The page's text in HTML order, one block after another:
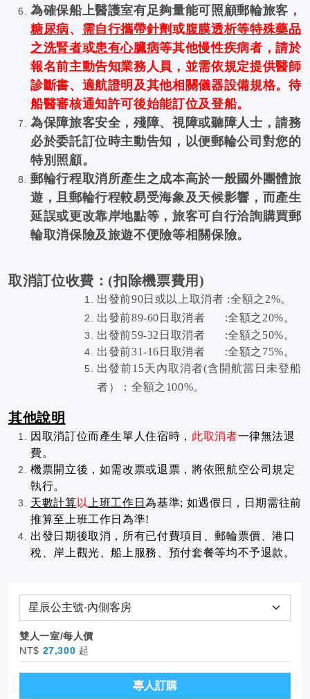
為確保船上醫護室有足夠量能可照顧郵輪旅客，
糖尿病、 需自行攜帶針劑或腹膜透析等特殊藥品
之洗腎者或患有心臟病等其他慢性疾病者，請於
報名前主動告知業務人員，並需依規定提供醫師
診斷書、適航證明及其他相關儀器設備規格。待
船醫審核通知許可後始能訂位及登船。
為保障旅客安全，殘障、視障或聽障人士，請務
必於委託訂位時主動告知，以便郵輪公司對您的
特別照顧。
郵輪行程取消所產生之成本高於一般國外團體旅
遊，且郵輪行程較易受海象及天候影響，而產生
延誤或更改靠岸地點等，旅客可自行洽詢購買郵
輪取消保險及旅遊不便險等相關保險。
取消訂位收費：(扣除機票費用)
出發前90日或以上取消者 :全額之2%。
出發前89-60日取消者 :全額之20%。
出發前59-32日取消者 :全額之50%。
出發前31-16日取消者 :全額之75%。
出發前15天內取消者(含開航當日未登船
者）：全額之100%。
其他說明
因取消訂位而產生單人住宿時， 此取消者一律無法退
費。
機票開立後，如需改票或退票，將依照航空公司規定
執行。
天數計算 以 上班工作日為基準; 如遇假日，日期需往前
推算至上班工作日為準!
出發日期後取消，所有已付費項目、郵輪票價、港口
稅、岸上觀光、船上服務、預付套餐等均不予退款。
雙人一室/每人價
NT$ 27,300 起
專人訂購